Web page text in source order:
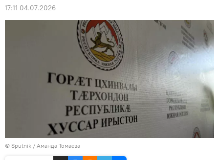
17:11 04.07.2026
© Sputnik / Аманда Томаева